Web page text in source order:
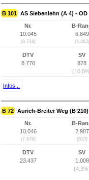
B 101 AS Siebenlehn (A 4) -
Nr.
10.045
(8.714)
B-
6.849
(4.462)
DTV
8.776
SV
878
Infos...
B 72 Aurich-Breiter Weg (B
Nr.
10.046
(7.679)
B-
2.987
(810)
DTV
23.437
SV
1.008